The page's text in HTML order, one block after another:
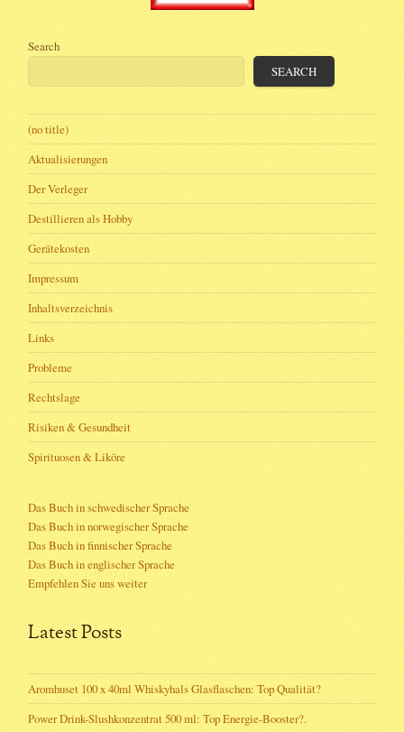
Search
SEARCH
(no title)
Aktualisierungen
Der Verleger
Destillieren als Hobby
Gerätekosten
Impressum
Inhaltsverzeichnis
Links
Probleme
Rechtslage
Risiken & Gesundheit
Spirituosen & Liköre
Das Buch in schwedischer Sprache
Das Buch in norwegischer Sprache
Das Buch in finnischer Sprache
Das Buch in englischer Sprache
Empfehlen Sie uns weiter
Latest Posts
Aromhuset 100 x 40ml Whiskyhals Glasflaschen: Top Qualität?
Power Drink-Slushkonzentrat 500 ml: Top Energie-Booster?.